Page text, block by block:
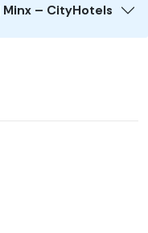
– CityHotels